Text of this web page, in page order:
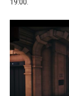
19:00.